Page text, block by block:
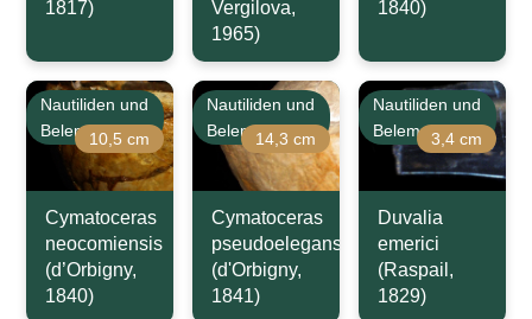
1817)
Vergilova,
1965)
1840)
Nautiliden und
Belemniten
10,5 cm
Cymatoceras
neocomiensis
(d’Orbigny,
1840)
Nautiliden und
Belemniten
14,3 cm
Cymatoceras
pseudoelegans
(d'Orbigny,
1841)
Nautiliden und
Belemniten3,4 cm
Duvalia
emerici
(Raspail,
1829)